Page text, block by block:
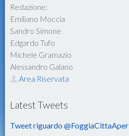
Redazione:
Emiliano Moccia
Sandro Simone
Edgardo Tufo
Michele Gramazio
Alessandro Galano
Area Riservata
Latest Tweets
Tweet riguardo @FoggiaCittaAper